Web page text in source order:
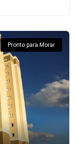
Pronto para Morar